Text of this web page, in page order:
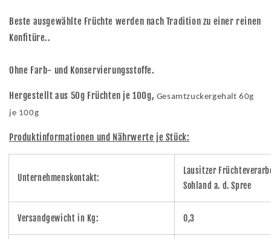
Beste ausgewählte Früchte werden nach Tradition zu einer reinen
Konfitüre..
Ohne Farb- und Konservierungsstoffe.
Hergestellt aus 50g Früchten je 100g, Gesamtzuckergehalt 60g
je 100g
Produktinformationen und Nährwerte je Stück:
Unternehmenskontakt:
Lausitzer
Sohland a. d. Spree
Versandgewicht in Kg: 0,3